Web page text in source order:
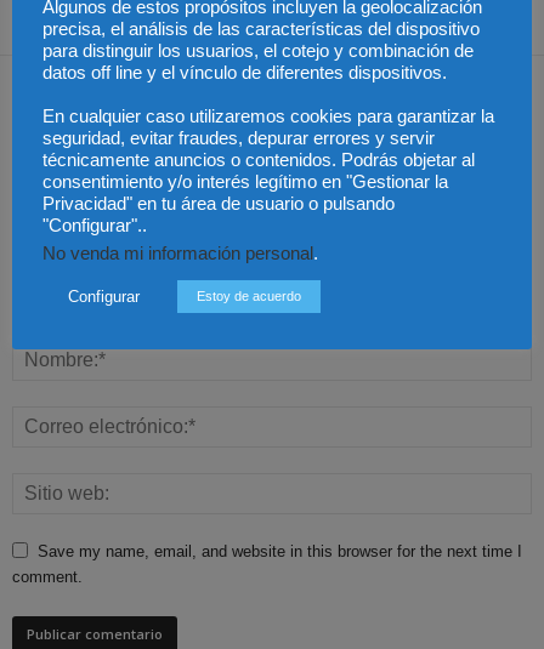
Dejar una respuesta
Save my name, email, and website in this browser for the next time I
comment.
Algunos de estos propósitos incluyen la geolocalización
precisa, el análisis de las características del dispositivo
para distinguir los usuarios, el cotejo y combinación de
datos off line y el vínculo de diferentes dispositivos.
En cualquier caso utilizaremos cookies para garantizar la
seguridad, evitar fraudes, depurar errores y servir
técnicamente anuncios o contenidos. Podrás objetar al
consentimiento y/o interés legítimo en "Gestionar la
Privacidad" en tu área de usuario o pulsando
"Configurar"..
No venda mi información personal.
Configurar Estoy de acuerdo